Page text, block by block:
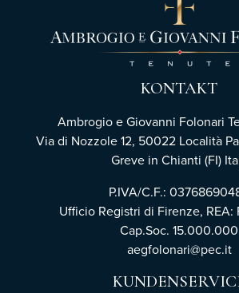
KONTAKT
Ambrogio e Giovanni Folonari
Via di Nozzole 12, 50022 Località
Greve in Chianti (FI)
P.IVA/C.F.:
Ufficio Registri di Firenze, REA:
Cap.Soc. 15.000.000
aegfolonari@pec.it